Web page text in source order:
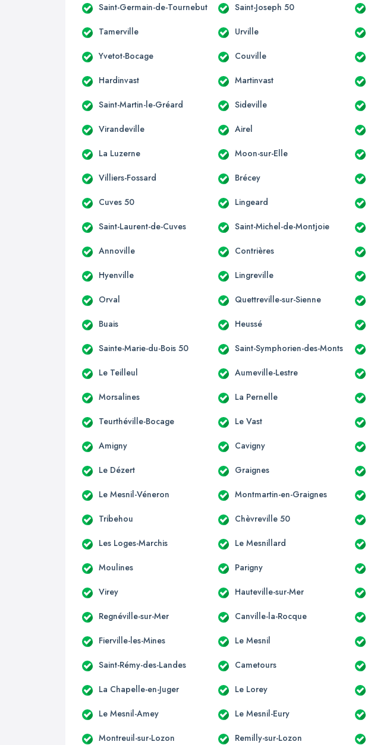
Saint-Germain-de-Tournebut Saint-Joseph 50
Tamerville Urville
Yvetot-Bocage Couville
Hardinvast Martinvast
Saint-Martin-le-Gréard Sideville
Virandeville Airel
La Luzerne Moon-sur-Elle
Villiers-Fossard Brécey
Cuves 50 Lingeard
Saint-Laurent-de-Cuves Saint-Michel-de-Montjoie
Annoville Contrières
Hyenville Lingreville
Orval Quettreville-sur-Sienne
Buais Heussé
Sainte-Marie-du-Bois 50 Saint-Symphorien-des-Monts
Le Teilleul Aumeville-Lestre
Morsalines La Pernelle
Teurthéville-Bocage Le Vast
Amigny Cavigny
Le Dézert Graignes
Le Mesnil-Véneron Montmartin-en-Graignes
Tribehou Chèvreville 50
Les Loges-Marchis Le Mesnillard
Moulines Parigny
Virey Hauteville-sur-Mer
Regnéville-sur-Mer Canville-la-Rocque
Fierville-les-Mines Le Mesnil
Saint-Rémy-des-Landes Cametours
La Chapelle-en-Juger Le Lorey
Le Mesnil-Amey Le Mesnil-Eury
Montreuil-sur-Lozon Remilly-sur-Lozon